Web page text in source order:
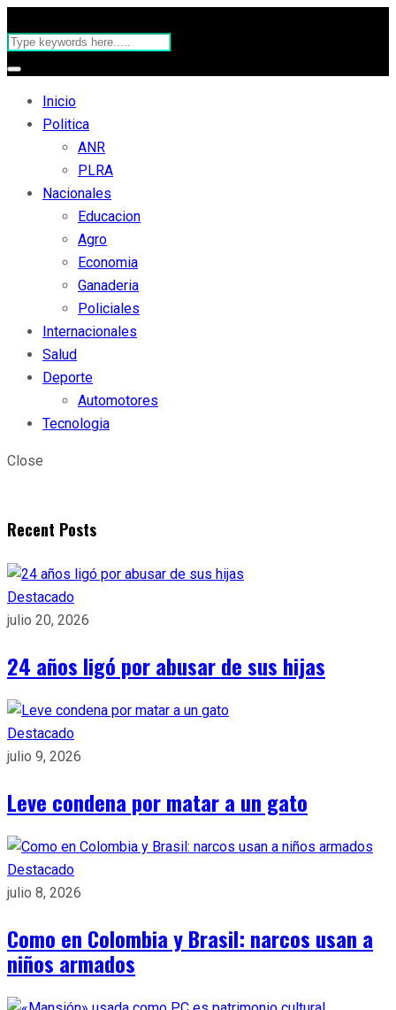
Inicio
Politica
ANR
PLRA
Nacionales
Educacion
Agro
Economia
Ganaderia
Policiales
Internacionales
Salud
Deporte
Automotores
Tecnologia
Close
Recent Posts
Destacado
julio 20, 2026
24 años ligó por abusar de sus hijas
Destacado
julio 9, 2026
Leve condena por matar a un gato
Destacado
julio 8, 2026
Como en Colombia y Brasil: narcos usan a
niños armados